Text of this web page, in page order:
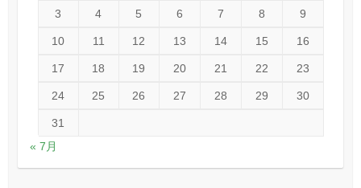
3 4 5 6 7 8 9
10 11 12 13 14 15 16
17 18 19 20 21 22 23
24 25 26 27 28 29 30
31
« 7月